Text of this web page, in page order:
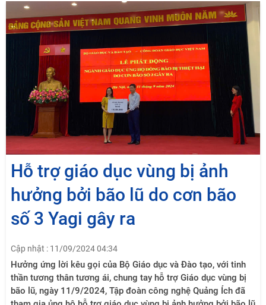
Hỗ trợ giáo dục vùng bị ảnh
hưởng bởi bão lũ do cơn bão
số 3 Yagi gây ra
Cập nhật : 11/09/2024 04:34
Hưởng ứng lời kêu gọi của Bộ Giáo dục và Đào tạo, với tinh
thần tương thân tương ái, chung tay hỗ trợ Giáo dục vùng bị
bão lũ, ngày 11/9/2024, Tập đoàn công nghệ Quảng Ích đã